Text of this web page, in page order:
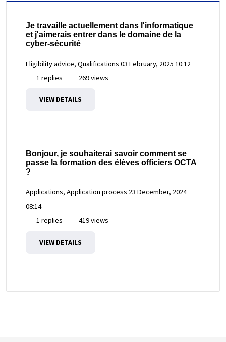
Je travaille actuellement dans l'informatique
et j'aimerais entrer dans le domaine de la
cyber-sécurité
Eligibility advice, Qualifications 03 February, 2025 10:12
1 replies
269 views
VIEW DETAILS
Bonjour, je souhaiterai savoir comment se
passe la formation des élèves officiers OCTA
?
Applications, Application process 23 December, 2024
08:14
1 replies
419 views
VIEW DETAILS